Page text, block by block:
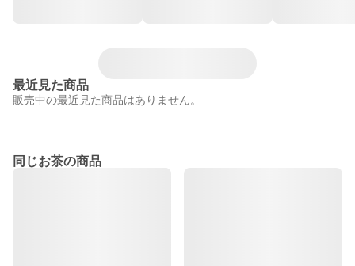
最近見た商品
販売中の最近見た商品はありません。
同じお茶の商品